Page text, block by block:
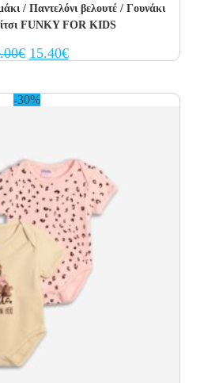
/ Παντελόνι βελουτέ / Γουνάκι
FUNKY FOR KIDS
€ Original
price
15.40€Current
price
-30%